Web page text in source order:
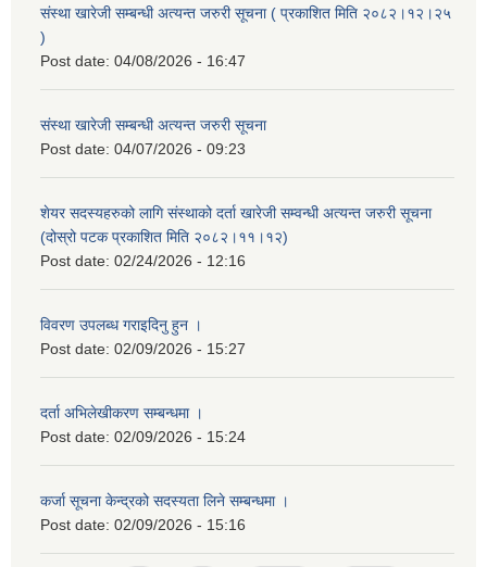
संस्था खारेजी सम्बन्धी अत्यन्त जरुरी सूचना ( प्रकाशित मिति २०८२।१२।२५
)
Post date: 04/08/2026 - 16:47
संस्था खारेजी सम्बन्धी अत्यन्त जरुरी सूचना
Post date: 04/07/2026 - 09:23
शेयर सदस्यहरुको लागि संस्थाको दर्ता खारेजी सम्वन्धी अत्यन्त जरुरी सूचना
(दोस्रो पटक प्रकाशित मिति २०८२।११।१२)
Post date: 02/24/2026 - 12:16
विवरण उपलब्ध गराइदिनु हुन ।
Post date: 02/09/2026 - 15:27
दर्ता अभिलेखीकरण सम्बन्धमा ।
Post date: 02/09/2026 - 15:24
कर्जा सूचना केन्द्रको सदस्यता लिने सम्बन्धमा ।
Post date: 02/09/2026 - 15:16